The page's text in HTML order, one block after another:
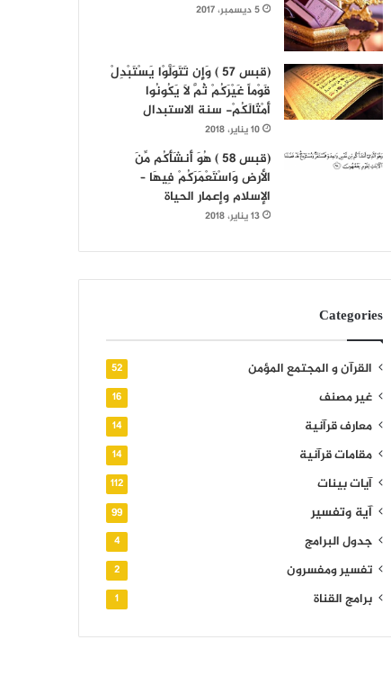
5 ديسمبر، 2017
(قبس 57 ) وَإِن تَتَوَلَّوْا يَسْتَبْدِلْ
قَوْماً غَيْرَكُمْ ثُمَّ لَا يَكُونُوا
أَمْثَالَكُمْ- سنة الاستبدال
10 يناير، 2018
(قبس 58 ) هُوَ أَنشَأَكُم مِّنَ
الأرض وَاسْتَعْمَرَكُمْ فِيهَا –
الإسلام وإعمار الحياة
13 يناير، 2018
Categories
القرآن و المجتمع المؤمن 52
غير مصنف 16
معارف قرآنية 14
مقامات قرآنية 14
آيات بينات 112
آية وتفسير 99
جدول البرامج 4
تفسير ومفسرون 2
برامج القناة 1